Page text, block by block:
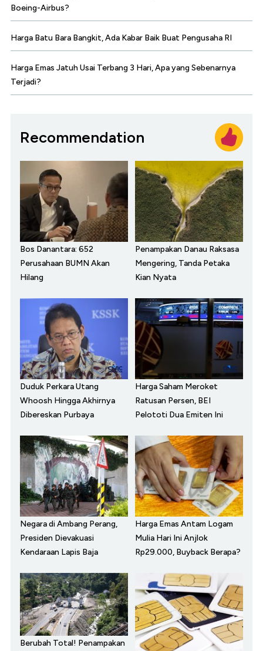
Boeing-Airbus?
Harga Batu Bara Bangkit, Ada Kabar Baik Buat Pengusaha RI
Harga Emas Jatuh Usai Terbang 3 Hari, Apa yang Sebenarnya
Terjadi?
Recommendation
Bos Danantara: 652
Perusahaan BUMN Akan
Hilang
Penampakan Danau Raksasa
Mengering, Tanda Petaka
Kian Nyata
Duduk Perkara Utang
Whoosh Hingga Akhirnya
Dibereskan Purbaya
Harga Saham Meroket
Ratusan Persen, BEI
Pelototi Dua Emiten Ini
Negara di Ambang Perang,
Presiden Dievakuasi
Kendaraan Lapis Baja
Harga Emas Antam Logam
Mulia Hari Ini Anjlok
Rp29.000, Buyback Berapa?
Berubah Total! Penampakan